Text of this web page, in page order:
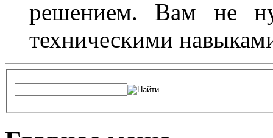
решением. Вам не
техническими